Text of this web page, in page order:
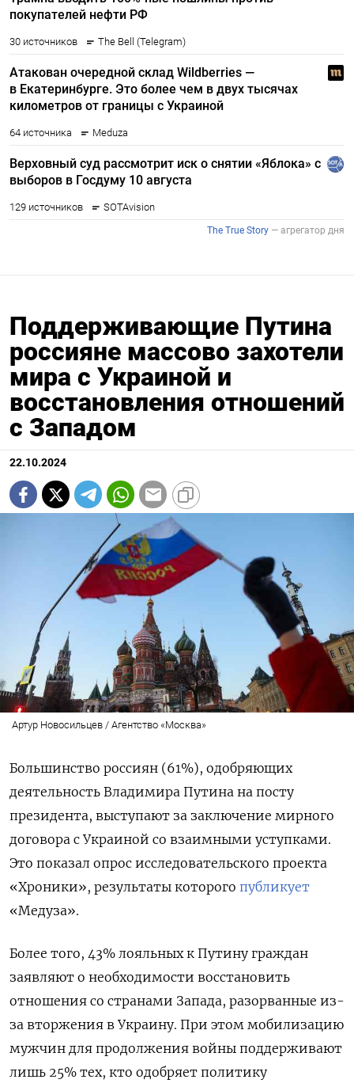
Поддерживающие Путина
россияне массово захотели
мира с Украиной и
восстановления отношений
с Западом
22.10.2024
Артур Новосильцев / Агентство «Москва»
Большинство россиян (61%), одобряющих
деятельность Владимира Путина на посту
президента, выступают за заключение мирного
договора с Украиной со взаимными уступками.
Это показал опрос исследовательского проекта
«Хроники», результаты которого публикует
«Медуза».
Более того, 43% лояльных к Путину граждан
заявляют о необходимости восстановить
отношения со странами Запада, разорванные из-
за вторжения в Украину. При этом мобилизацию
мужчин для продолжения войны поддерживают
лишь 25% тех, кто одобряет политику